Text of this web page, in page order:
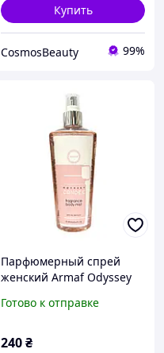
Купить
CosmosBeauty 99%
Парфюмерный спрей
женский Armaf Odyssey
Готово к отправке
240₴